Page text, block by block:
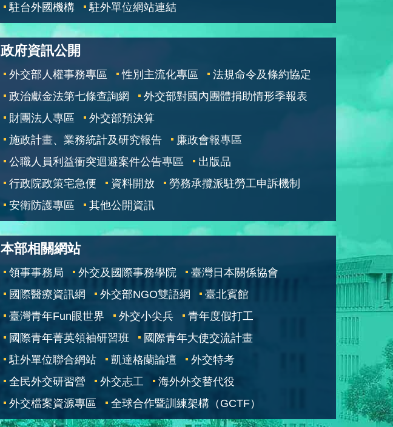
駐台外國機構
駐外單位網站連結
政府資訊公開
外交部人權事務專區 性別主流化專區
法規命令及條約協定
政治獻金法第七條查詢網
外交部對國內團體捐助情形季報表
財團法人專區
外交部預決算
施政計畫、業務統計及研究報告
廉政會報專區
公職人員利益衝突迴避案件公告專區
出版品
行政院政策宅急便
資料開放
勞務承攬派駐勞工申訴機制
安衛防護專區
其他公開資訊
本部相關網站
領事事務局 外交及國際事務學院
臺灣日本關係協會
國際醫療資訊網
外交部NGO雙語網
臺北賓館
臺灣青年Fun眼世界
外交小尖兵
青年度假打工
國際青年菁英領袖研習班
國際青年大使交流計畫
駐外單位聯合網站
凱達格蘭論壇
外交特考
全民外交研習營
外交志工
海外外交替代役
外交檔案資源專區
全球合作暨訓練架構（GCTF）